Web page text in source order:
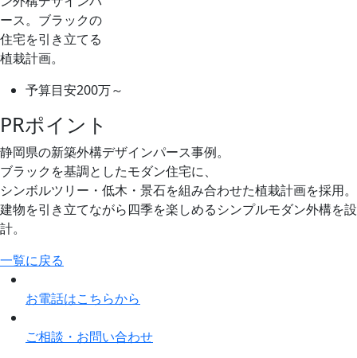
予算目安200万～
PRポイント
静岡県の新築外構デザインパース事例。
ブラックを基調としたモダン住宅に、
シンボルツリー・低木・景石を組み合わせた植栽計画を採用。
建物を引き立てながら四季を楽しめるシンプルモダン外構を設
計。
一覧に戻る
お電話はこちらから
ご相談・お問い合わせ